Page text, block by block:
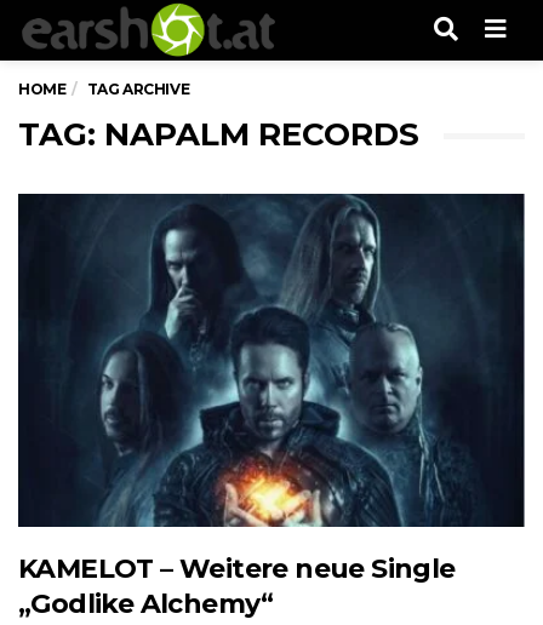
HOME TAG ARCHIVE
TAG: NAPALM RECORDS
KAMELOT – Weitere neue Single
„Godlike Alchemy“